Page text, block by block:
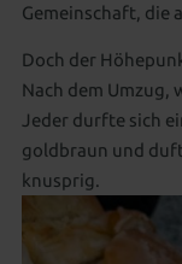
Gemeinschaft, die
Doch der
Nach dem Umzug,
Jeder durfte sich
goldbraun und
knusprig.